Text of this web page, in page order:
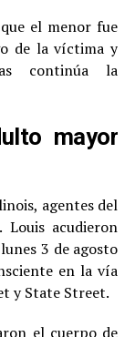
el menor fue
de la víctima y
continúa la
mayor
agentes del
acudieron
3 de agosto
en la vía
y State Street.
el cuerpo de